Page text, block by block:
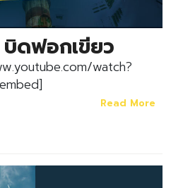
ดฟอกเขียว
watch?
Read More